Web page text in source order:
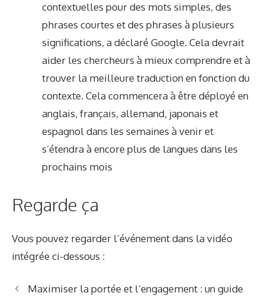
contextuelles pour des mots simples, des
phrases courtes et des phrases à plusieurs
significations, a déclaré Google. Cela devrait
aider les chercheurs à mieux comprendre et à
trouver la meilleure traduction en fonction du
contexte. Cela commencera à être déployé en
anglais, français, allemand, japonais et
espagnol dans les semaines à venir et
s’étendra à encore plus de langues dans les
prochains mois
Regarde ça
Vous pouvez regarder l’événement dans la vidéo
intégrée ci-dessous :
Maximiser la portée et l’engagement : un guide